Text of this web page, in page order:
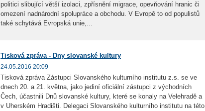
politici slibující větší izolaci, zpřísnění migrace, opevňování hranic či
omezení nadnárodní spolupráce a obchodu. V Evropě to od populistů
také schytává Evropská unie,...
Tisková zpráva - Dny slovanské kultury
24.05.2016 20:09
Tisková zpráva Zástupci Slovanského kulturního institutu z.s. se ve
dnech 20. a 21. května, jako jediní oficiální zástupci z východních
Čech, účastnili Dnů slovanské kultury, které se konaly na Velehradě a
v Uherském Hradišti. Delegaci Slovanského kulturního institutu na této